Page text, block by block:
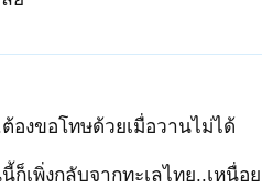
องขอโทษด้วยเมื่อวานไม่ได้
เพิ่งกลับจากทะเลไทย..เหนื่อย